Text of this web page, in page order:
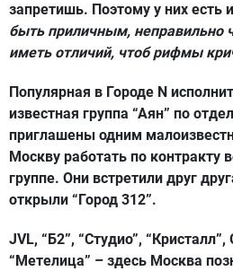
запретишь. Поэтому у них есть
быть приличным, неправильно
иметь отличий, чтоб рифмы
Популярная в Городе N
известная группа “Аян” по
приглашены одним
Москву работать по контракту
группе. Они встретили друг
открыли “Город 312”.
JVL, “Б2”, “Студио”, “Кристалл”,
“Метелица” – здесь Москва